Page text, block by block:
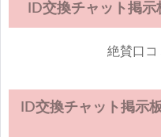
ID交換チャット掲
絶賛口コ
ID交換チャット掲示